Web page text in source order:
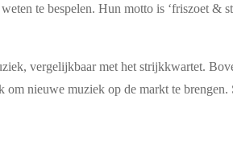
te bespelen. Hun motto is ‘friszoet
vergelijkbaar met het strijkkwartet.
nieuwe muziek op de markt te